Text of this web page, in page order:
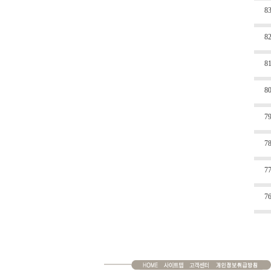
83
82
81
80
79
78
77
76